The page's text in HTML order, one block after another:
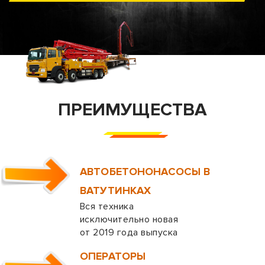
ПРЕИМУЩЕСТВА
АВТОБЕТОНОНАСОСЫ В
ВАТУТИНКАХ
Вся техника
исключительно новая
от 2019 года выпуска
ОПЕРАТОРЫ